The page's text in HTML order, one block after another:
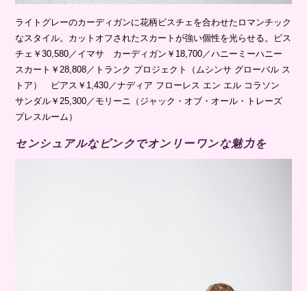
ライトグレーのカーディガンに花柄ビスチェを合わせたロマンチック
なスタイル。カットオフされたスカートが強い個性を光らせる。ビス
チェ￥30,580／イマサ カーディガン￥18,700／ハニーミーハニー
スカート￥28,808／トランク プロジェクト（ムシンサ グローバル ス
トア） ピアス￥1,430／ナディア フローレス エン エル コラソン
サンダル￥25,300／モリーニ（ジャック・オブ・オール・トレーズ
プレスルーム）
センシュアルなピンクでオンリーワンな魅力を